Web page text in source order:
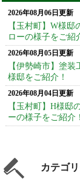
2026年08月06日更新
【玉村町】W様邸
ローの様子をご紹
2026年08月05日更新
【伊勢崎市】塗
様邸をご紹介！
2026年08月04日更新
【玉村町】H様邸
ーの様子をご紹介！
カテゴ